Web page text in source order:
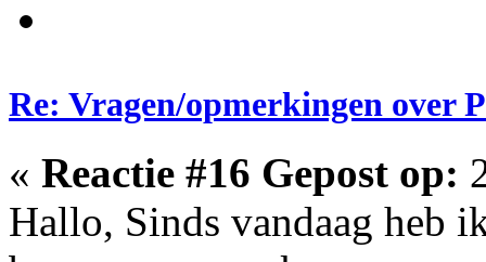
Re: Vragen/opmerkingen over
« Reactie #16 Gepost op:
Hallo, Sinds vandaag heb